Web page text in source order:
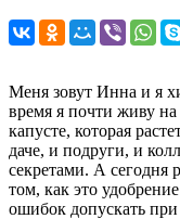
Меня зовут Инна и я
время я почти живу
капусте, которая
даче, и подруги, и
секретами. А сегодня
том, как это
ошибок допускать